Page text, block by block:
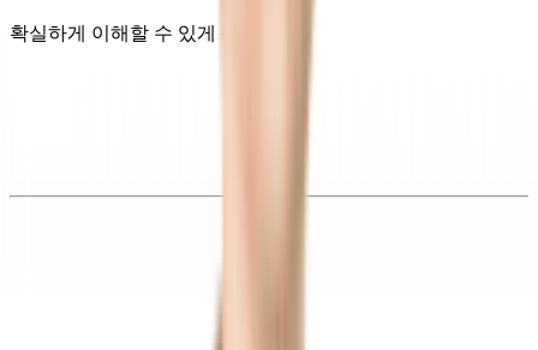
확실하게 이해할 수 있게 됩니다.